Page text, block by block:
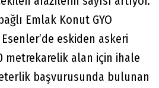
Emlak Konut GYO
eskiden askeri
metrekarelik alan için ihale
başvurusunda bulunan